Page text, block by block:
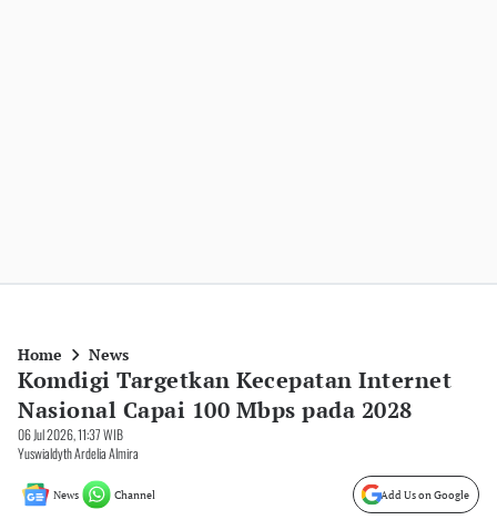
Home News
Komdigi Targetkan Kecepatan Internet
Nasional Capai 100 Mbps pada 2028
06 Jul 2026, 11:37 WIB
Yuswialdyth Ardelia Almira
News Channel Add Us on Google